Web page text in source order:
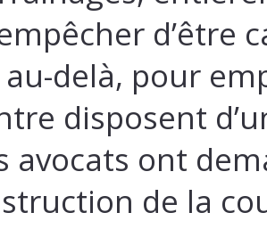
d’être
delà, pour
disposent
avocats ont
de la